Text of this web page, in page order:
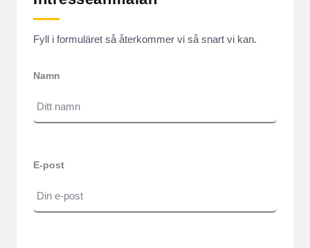
Fyll i formuläret så återkommer vi så snart vi kan.
Namn
E-post